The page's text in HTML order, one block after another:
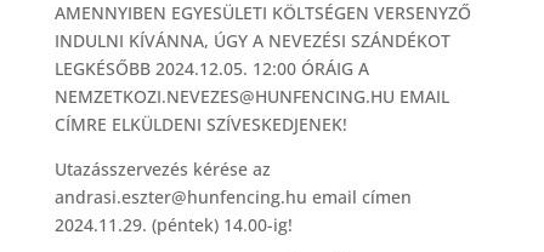
AMENNYIBEN EGYESÜLETI KÖLTSÉGEN VERSENYZŐ
INDULNI KÍVÁNNA, ÚGY A NEVEZÉSI SZÁNDÉKOT
LEGKÉSŐBB 2024.12.05. 12:00 ÓRÁIG A
NEMZETKOZI.NEVEZES@HUNFENCING.HU EMAIL
CÍMRE ELKÜLDENI SZÍVESKEDJENEK!
Utazásszervezés kérése az
andrasi.eszter@hunfencing.hu email címen
2024.11.29. (péntek) 14.00-ig!